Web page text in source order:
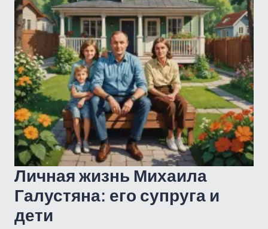
Личная жизнь Михаила
Галустяна: его супруга и
дети